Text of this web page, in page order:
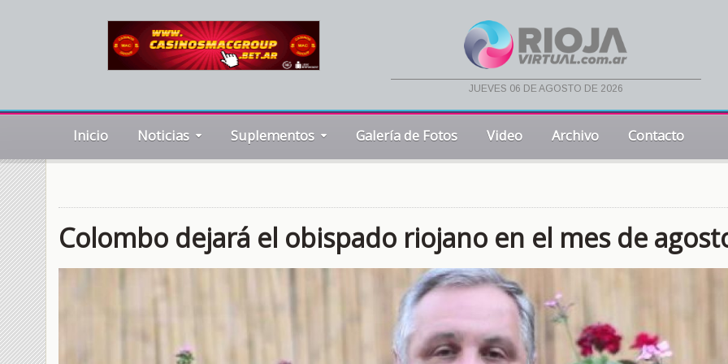
jueves 06 de agosto de 2026
Inicio Noticias Suplementos Galería de Fotos Video Archivo Contacto
Colombo dejará el obispado riojano en el mes de